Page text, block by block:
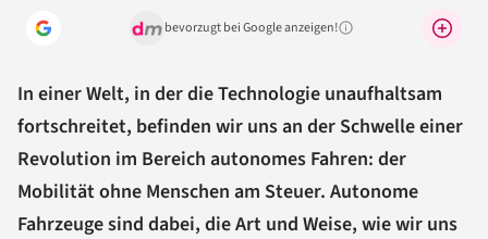
bevorzugt bei Google anzeigen!Warum lohnt sich das?
In einer Welt, in der die Technologie unaufhaltsam
fortschreitet, befinden wir uns an der Schwelle einer
Revolution im Bereich autonomes Fahren: der
Mobilität ohne Menschen am Steuer. Autonome
Fahrzeuge sind dabei, die Art und Weise, wie wir uns